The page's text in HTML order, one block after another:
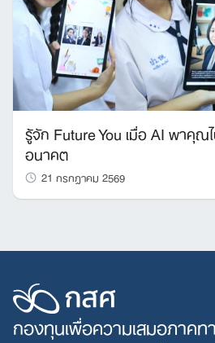
รู้จัก Future You เมื่อ AI พาคุณ
อนาคต
21 กรกฎาคม 2569
กองทุนเพื่อความเสมอภาค